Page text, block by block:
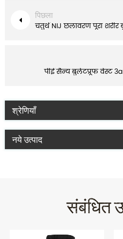
पिछला
चतुर्थ NIJ छलावरण पूरा
पीई सैन्य बुलेटप्रूफ वेस्ट
श्रेणियाँ
नये उत्पाद
संबंधित